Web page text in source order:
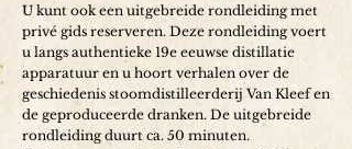
U kunt ook een uitgebreide rondleiding met
privé gids reserveren. Deze rondleiding voert
u langs authentieke 19e eeuwse distillatie
apparatuur en u hoort verhalen over de
geschiedenis stoomdistilleerderij Van Kleef en
de geproduceerde dranken. De uitgebreide
rondleiding duurt ca. 50 minuten.